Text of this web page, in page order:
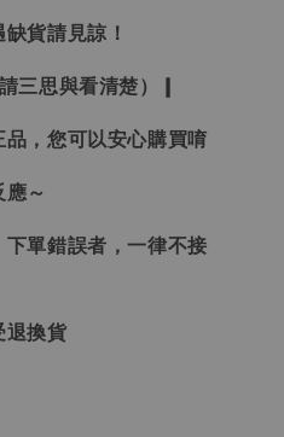
貨請見諒！
三思與看清楚）❙
，您可以安心購買唷
～
單錯誤者，一律不接
退換貨